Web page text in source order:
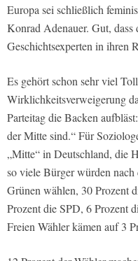
Europa sei schließlich
Konrad Adenauer. Gut, dass
Geschichtsexperten in ihren
Es gehört schon sehr viel
Wirklichkeitsverweigerung
Parteitag die Backen
der Mitte sind.“ Für
„Mitte“ in Deutschland, die
so viele Bürger würden
Grünen wählen, 30 Prozent
Prozent die SPD, 6 Prozent
Freien Wähler kämen auf 3